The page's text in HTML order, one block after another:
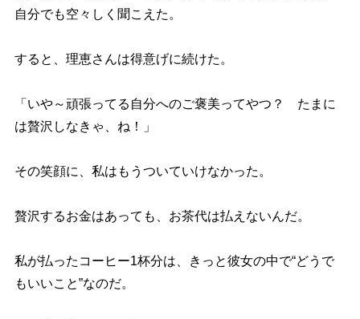
自分でも空々しく聞こえた。
すると、理恵さんは得意げに続けた。
「いや～頑張ってる自分へのご褒美ってやつ？ たまに
は贅沢しなきゃ、ね！」
その笑顔に、私はもうついていけなかった。
贅沢するお金はあっても、お茶代は払えないんだ。
私が払ったコーヒー1杯分は、きっと彼女の中で“どうで
もいいこと”なのだ。